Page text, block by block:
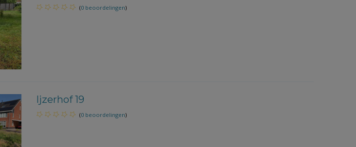
(0 beoordelingen)
Ijzerhof 19
(0 beoordelingen)